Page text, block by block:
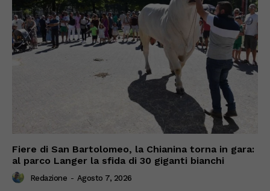
Fiere di San Bartolomeo, la Chianina torna in gara:
al parco Langer la sfida di 30 giganti bianchi
Redazione - Agosto 7, 2026